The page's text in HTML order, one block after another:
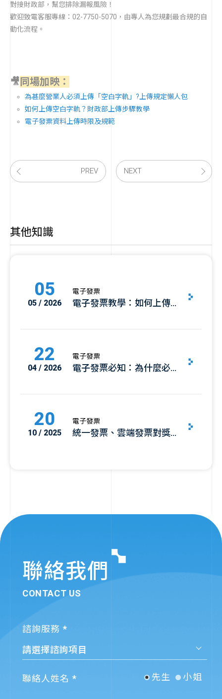
對接財政部，幫您排除漏報風險！
歡迎致電客服專線：02-7750-5070，由專人為您規劃最合規的自
動化流程。
🎥 同場加映：
為甚麼營業人必須上傳「空白字軌」?上傳規定懶人包
如何上傳空白字軌？財政部上傳步驟教學
電子發票資料上傳時限及規範
PREV NEXT
其他知識
05
05 / 2026
電子發票
電子發票教學：如何上傳空
查詢指南
22
04 / 2026
電子發票
電子發票必知：為什麼必須
定與期限懶人包總整理
20
10 / 2025
電子發票
統一發票、雲端發票對獎規
聯絡我們
CONTACT US
諮詢服務
聯絡人姓名 先生 小姐